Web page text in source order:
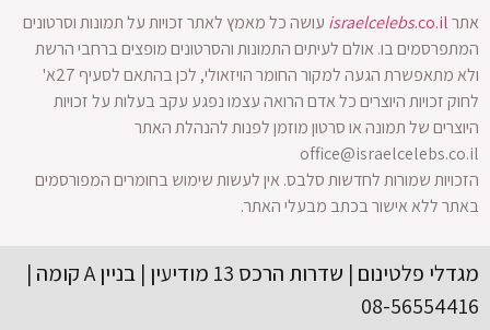
אתר israelcelebs.co.il
עושה כל מאמץ לאתר זכויות על תמונות וסרטונים
המתפרסמים בו. אולם לעיתים התמונות והסרטונים מופצים ברחבי הרשת
ולא מתאפשרת הגעה למקור החומר הויזאולי, לכן בהתאם לסעיף 27א'
לחוק זכויות היוצרים כל אדם הרואה עצמו נפגע עקב בעלות על זכויות
היוצרים של תמונה או סרטון מוזמן לפנות להנהלת האתר
office@israelcelebs.co.il
הזכויות שמורות לחדשות סלבס. אין לעשות שימוש בחומרים המפורסמים
באתר ללא אישור בכתב מבעלי האתר.
מגדלי פלטינום | שדרות הרכס 13 מודיעין | בניין A קומה |
08-56554416